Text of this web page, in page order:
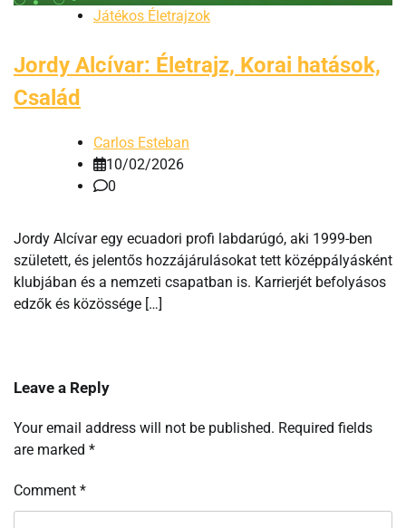
Játékos Életrajzok
Jordy Alcívar: Életrajz, Korai hatások,
Család
Carlos Esteban
10/02/2026
0
Jordy Alcívar egy ecuadori profi labdarúgó, aki 1999-ben
született, és jelentős hozzájárulásokat tett középpályásként
klubjában és a nemzeti csapatban is. Karrierjét befolyásos
edzők és közössége […]
Leave a Reply
Your email address will not be published. Required fields
are marked *
Comment *